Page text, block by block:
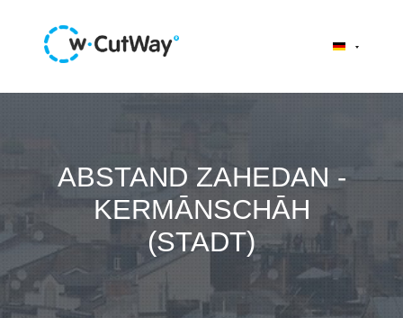
ABSTAND ZAHEDAN -
KERMĀNSCHĀH
(STADT)